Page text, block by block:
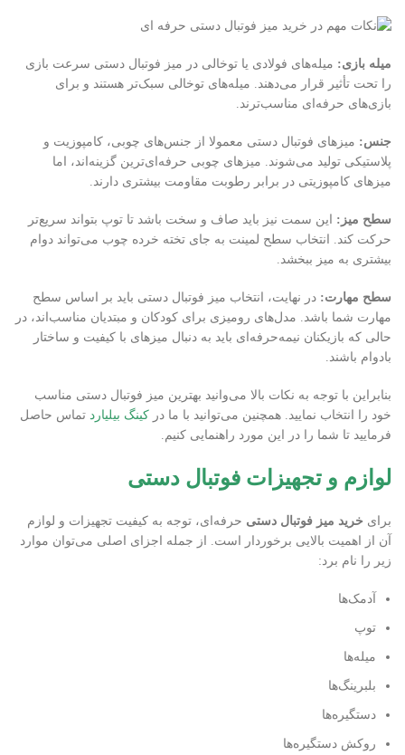
میله بازی: میله‌های فولادی یا توخالی در میز فوتبال دستی سرعت بازی
را تحت تأثیر قرار می‌دهند. میله‌های توخالی سبک‌تر هستند و برای
بازی‌های حرفه‌ای مناسب‌ترند.
جنس: میزهای فوتبال دستی معمولا از جنس‌های چوبی، کامپوزیت و
پلاستیکی تولید می‌شوند. میزهای چوبی حرفه‌ای‌ترین گزینه‌اند، اما
میزهای کامپوزیتی در برابر رطوبت مقاومت بیشتری دارند.
سطح میز: این سمت نیز باید صاف و سخت باشد تا توپ بتواند سریع‌تر
حرکت کند. انتخاب سطح لمینت به جای تخته خرده چوب می‌تواند دوام
بیشتری به میز ببخشد.
سطح مهارت: در نهایت، انتخاب میز فوتبال دستی باید بر اساس سطح
مهارت شما باشد. مدل‌های رومیزی برای کودکان و مبتدیان مناسب‌اند، در
حالی که بازیکنان نیمه‌حرفه‌ای باید به دنبال میزهای با کیفیت و ساختار
بادوام باشند.
بنابراین با توجه به نکات بالا می‌وانید بهترین میز فوتبال دستی مناسب
خود را انتخاب نمایید. همچنین می‌توانید با ما در کینگ بیلیارد تماس حاصل
فرمایید تا شما را در این مورد راهنمایی کنیم.
لوازم و تجهیزات فوتبال دستی
برای خرید میز فوتبال دستی حرفه‌ای، توجه به کیفیت تجهیزات و لوازم
آن از اهمیت بالایی برخوردار است. از جمله اجزای اصلی می‌توان موارد
زیر را نام برد:
آدمک‌ها
توپ
میله‌ها
بلبرینگ‌ها
دستگیره‌ها
روکش دستگیره‌ها